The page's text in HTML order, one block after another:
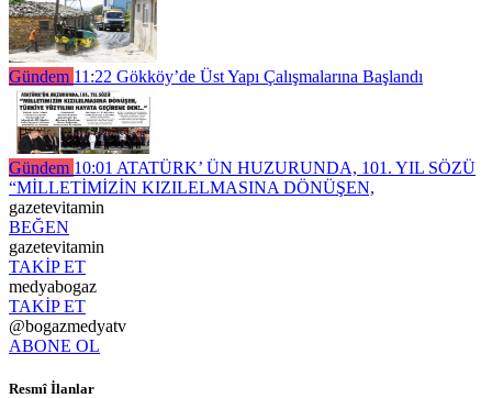
Gündem 11:22 Gökköy’de Üst Yapı Çalışmalarına Başlandı
Gündem 10:01 ATATÜRK’ ÜN HUZURUNDA, 101. YIL SÖZÜ
“MİLLETİMİZİN KIZILELMASINA DÖNÜŞEN,
gazetevitamin
BEĞEN
gazetevitamin
TAKİP ET
medyabogaz
TAKİP ET
@bogazmedyatv
ABONE OL
Resmî İlanlar